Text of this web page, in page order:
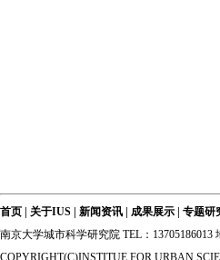
首页 关于IUS 新闻资讯 成果展示 专题研
南京大学城市科学研究院 TEL：
COPYRIGHT(C)INSTITUE FOR URBAN